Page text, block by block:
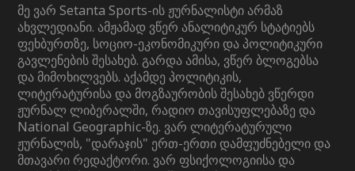
მე ვარ Setanta Sports-ის ჟურნალისტი არმაზ
ახვლედიანი. ამჟამად ვწერ ანალიტიკურ სტატიებს
ფეხბურთზე, სოციო-ეკონომიკური და პოლიტიკური
გავლენების შესახებ. გარდა ამისა, ვწერ ბლოგებსა
და მიმოხილვებს. აქამდე პოლიტიკის,
ლიტერატურისა და მოგზაურობის შესახებ ვწერდი
ჟურნალ ლიბერალში, რადიო თავისუფლებაზე და
National Geographic-ზე. ვარ ლიტერატურული
ჟურნალის, "დარაჯის" ერთ-ერთი დამფუძნებელი და
მთავარი რედაქტორი. ვარ ფსიქოლოგიისა და